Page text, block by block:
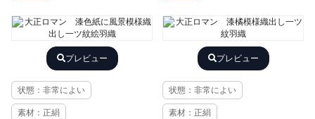
プレビュー
状態：非常によい
素材：正絹
プレビュー
状態：非常によい
素材：正絹